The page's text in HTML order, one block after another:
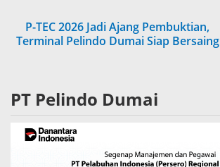
P-TEC 2026 Jadi Ajang Pembuktian,
Terminal Pelindo Dumai Siap Bersaing
PT Pelindo Dumai